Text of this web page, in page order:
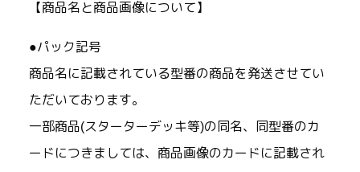
【商品名と商品画像について】
●パック記号
商品名に記載されている型番の商品を発送させてい
ただいております。
一部商品(スターターデッキ等)の同名、同型番のカ
ードにつきましては、商品画像のカードに記載され